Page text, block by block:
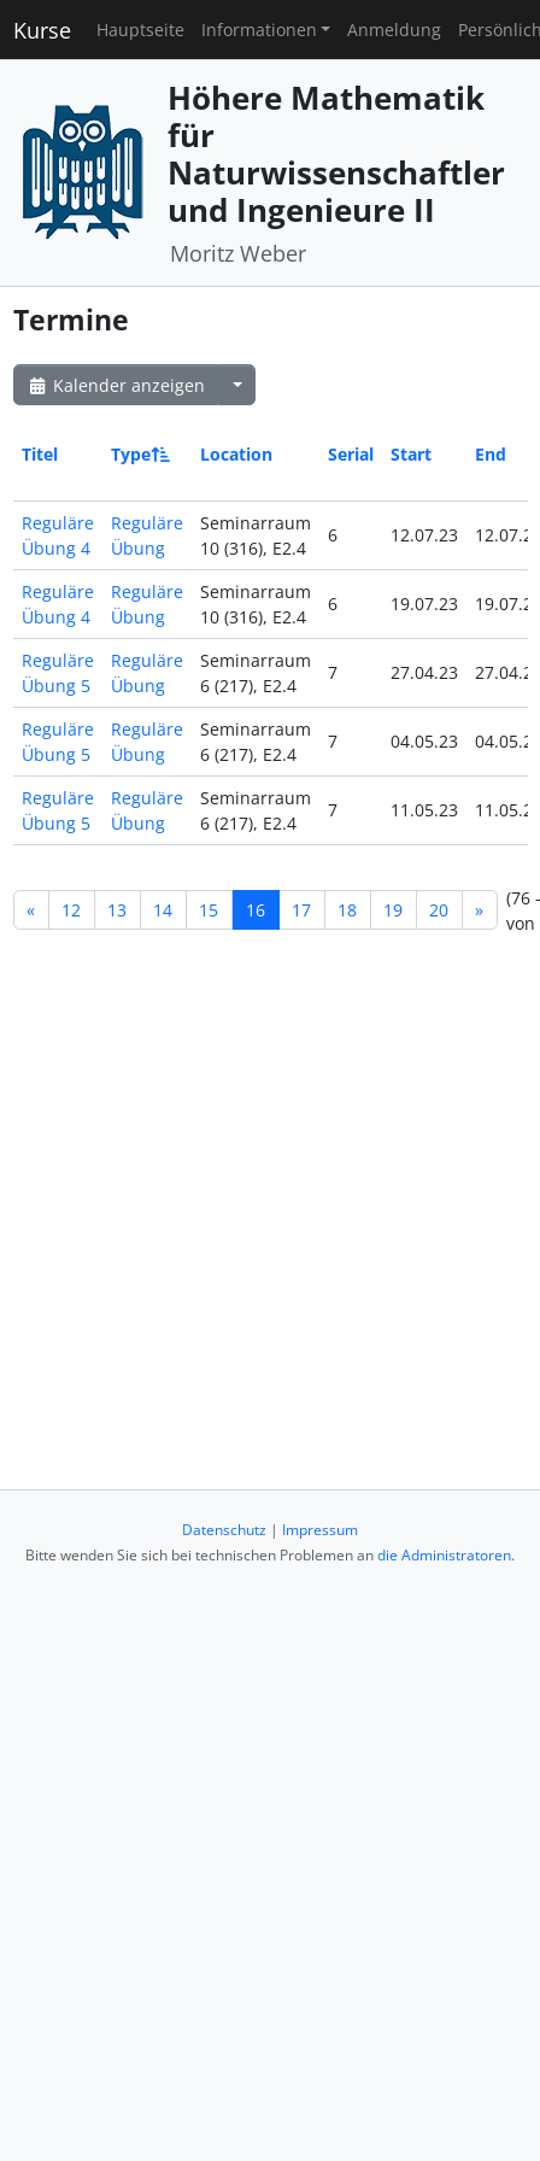
Kurse Hauptseite Informationen Anmeldung
Höhere Mathematik
für
Naturwissenschaftler
und Ingenieure II
Moritz Weber
Termine
Kalender anzeigen
Titel Type Location Serial Start End
Reguläre
Übung 4
Reguläre
Übung
Seminarraum
10 (316), E2.4
6 12.07.23
Reguläre
Übung 4
Reguläre
Übung
Seminarraum
10 (316), E2.4
6 19.07.23
Reguläre
Übung 5
Reguläre
Übung
Seminarraum
6 (217), E2.4
7 27.04.23
Reguläre
Übung 5
Reguläre
Übung
Seminarraum
6 (217), E2.4
7 04.05.23
Reguläre
Übung 5
Reguläre
Übung
Seminarraum
6 (217), E2.4
7 11.05.23
« 12 13 14 15 16 17 18 19 20 »
(76
von
Datenschutz | Impressum
Bitte wenden Sie sich bei technischen Problemen andie Administratoren.